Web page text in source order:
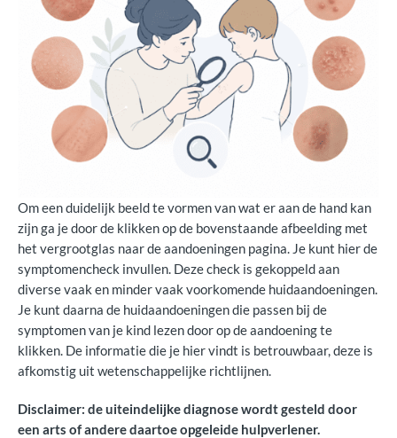
Om een duidelijk beeld te vormen van wat er aan de hand kan
zijn ga je door de klikken op de bovenstaande afbeelding met
het vergrootglas naar de aandoeningen pagina. Je kunt hier de
symptomencheck invullen. Deze check is gekoppeld aan
diverse vaak en minder vaak voorkomende huidaandoeningen.
Je kunt daarna de huidaandoeningen die passen bij de
symptomen van je kind lezen door op de aandoening te
klikken. De informatie die je hier vindt is betrouwbaar, deze is
afkomstig uit wetenschappelijke richtlijnen.
Disclaimer: de uiteindelijke diagnose wordt gesteld door
een arts of andere daartoe opgeleide hulpverlener.